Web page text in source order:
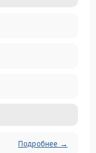
Подробнее →